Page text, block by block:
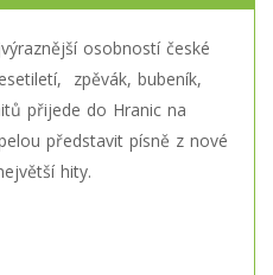
osobností české
zpěvák, bubeník,
přijede do Hranic na
představit písně z nové
hity.